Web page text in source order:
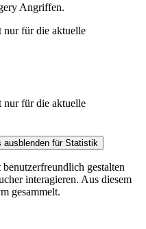
Angriffen.
nur für die aktuelle
nur für die aktuelle
ausblenden für Statistik
gestalten
interagieren. Aus diesem
gesammelt.